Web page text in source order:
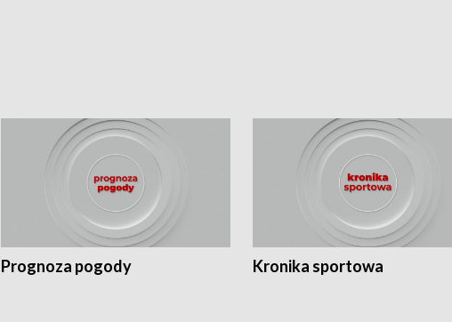
Prognoza pogody Kronika sportowa